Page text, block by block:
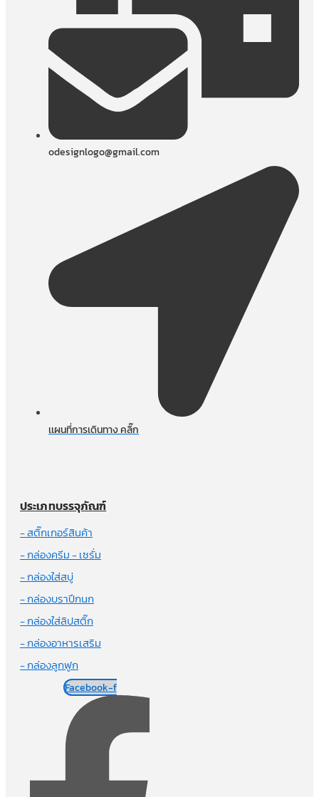
odesignlogo@gmail.com
เเผนที่การเดินทาง คลิ๊ก
ประเภทบรรจุภัณฑ์
- สติ๊กเกอร์สินค้า
- กล่องครีม - เซรั่ม
- กล่องใส่สบู่
- กล่องบราปีกนก
- กล่องใส่ลิปสติ๊ก
- กล่องอาหารเสริม
- กล่องลูกฟูก
Facebook-f